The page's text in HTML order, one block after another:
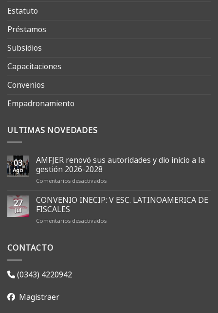
Estatuto
Préstamos
Subsidios
Capacitaciones
Convenios
Empadronamiento
ULTIMAS NOVEDADES
03
Ago
AMFJER renovó sus autoridades y dio inicio a la
gestión 2026-2028
Comentarios desactivadosen
renovó
sus
y
27
Jul
CONVENIO INECIP: V ESC. LATINOAMERICA DE
FISCALES
Comentarios desactivadosen
CONTACTO
(0343) 4220942
Magistraer